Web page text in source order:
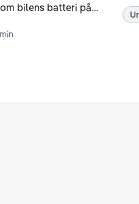
bilens batteri på
egna erfarenheter
min
att